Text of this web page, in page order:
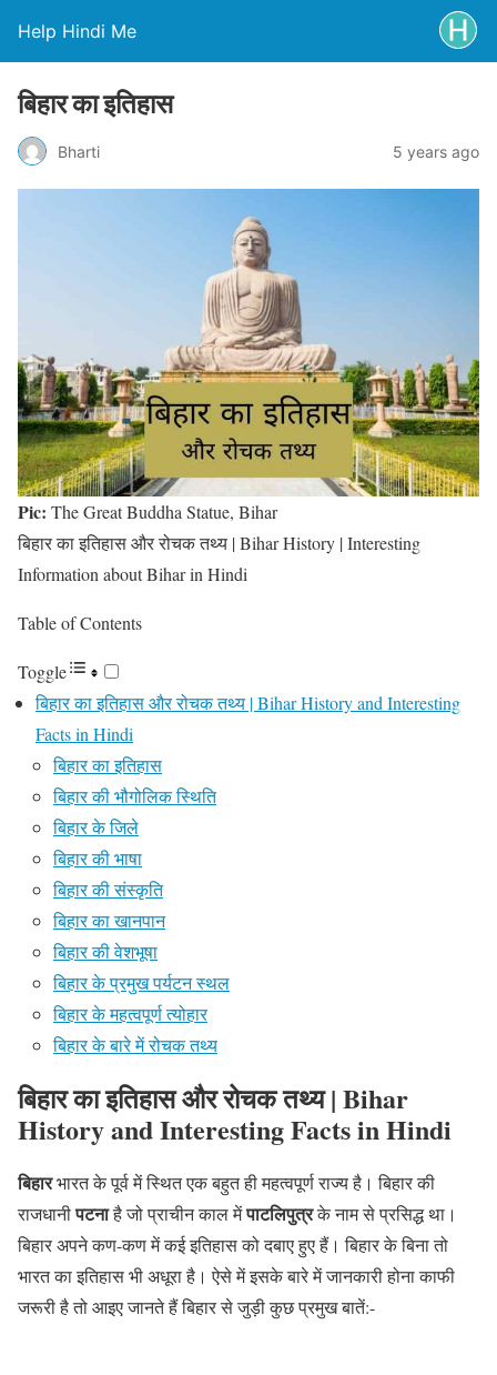
Help Hindi Me
बिहार का इतिहास
Bharti 5 years ago
Pic: The Great Buddha Statue, Bihar
बिहार का इतिहास और रोचक तथ्य | Bihar History | Interesting
Information about Bihar in Hindi
Table of Contents
Toggle
बिहार का इतिहास और रोचक तथ्य | Bihar History and Interesting
Facts in Hindi
बिहार का इतिहास
बिहार की भौगोलिक स्थिति
बिहार के जिले
बिहार की भाषा
बिहार की संस्कृति
बिहार का खानपान
बिहार की वेशभूषा
बिहार के प्रमुख पर्यटन स्थल
बिहार के महत्वपूर्ण त्योहार
बिहार के बारे में रोचक तथ्य
बिहार का इतिहास और रोचक तथ्य | Bihar
History and Interesting Facts in Hindi
बिहारभारत के पूर्व में स्थित एक बहुत ही महत्वपूर्ण राज्य है। बिहार की
राजधानीपटनाहै जो प्राचीन काल मेंपाटलिपुत्रके नाम से प्रसिद्ध था।
बिहार अपने कण-कण में कई इतिहास को दबाए हुए हैं। बिहार के बिना तो
भारत का इतिहास भी अधूरा है। ऐसे में इसके बारे में जानकारी होना काफी
जरूरी है तो आइए जानते हैं बिहार से जुड़ी कुछ प्रमुख बातें:-